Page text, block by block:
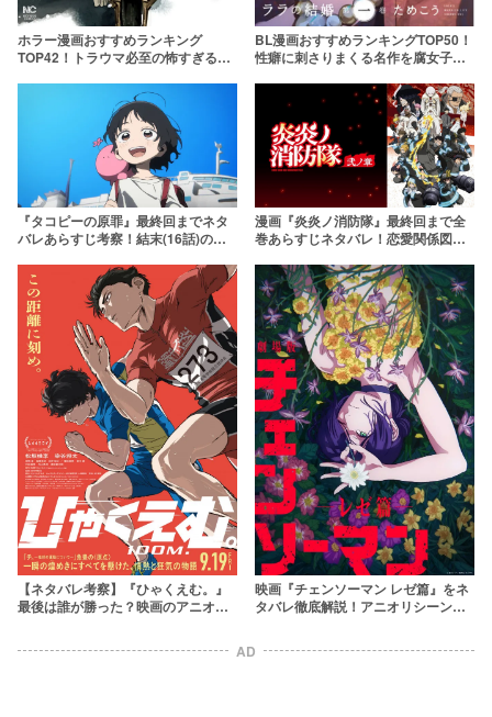
ホラー漫画おすすめランキング
TOP42！トラウマ必至の怖すぎる名
BL漫画おすすめランキングTOP50！
性癖に刺さりまくる名作を腐女子が
『タコピーの原罪』最終回までネタ
バレあらすじ考察！結末(16話)の意
漫画『炎炎ノ消防隊』最終回まで全
巻あらすじネタバレ！恋愛関係図や
【ネタバレ考察】『ひゃくえむ。』
最後は誰が勝った？映画のアニオリ
映画『チェンソーマン レゼ篇』をネ
タバレ徹底解説！アニオリシーンや
AD